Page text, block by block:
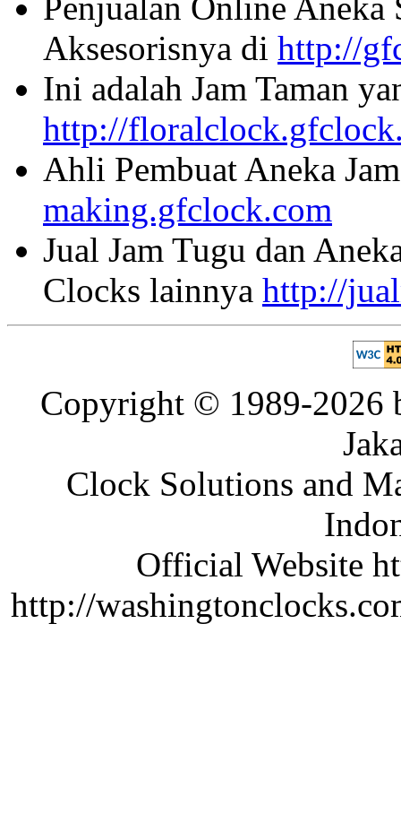
Penjualan Online Aneka
Aksesorisnya di http://
Ini adalah Jam Taman
http://
Ahli Pembuat Aneka
making.gfclock.com
Jual Jam Tugu dan
Clocks lainnya http://
Copyright © 1989-2026
Clock Solutions and
Official Website
http://